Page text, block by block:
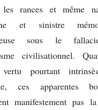
rances et même
et sinistre
sous le
civilisationnel.
vertu pourtant
ces apparentes
manifestement pas